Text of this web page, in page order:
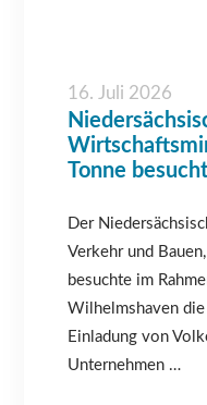
16. Juli 2026
Tonne
Der
Verkehr und
besuchte im
Wilhelmshaven
Einladung von
Unternehmen …